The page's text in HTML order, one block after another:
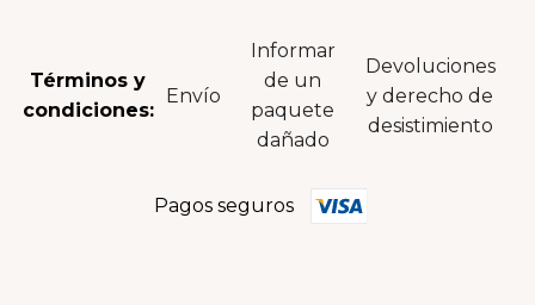
Términos y
condiciones:
Envío
Informar
de un
paquete
dañado
Devoluciones
y derecho de
desistimiento
Pagos seguros